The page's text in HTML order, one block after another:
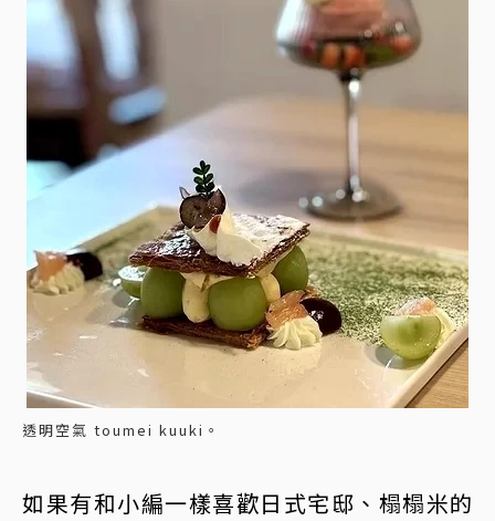
透明空氣 toumei kuuki。
如果有和小編一樣喜歡日式宅邸、榻榻米的